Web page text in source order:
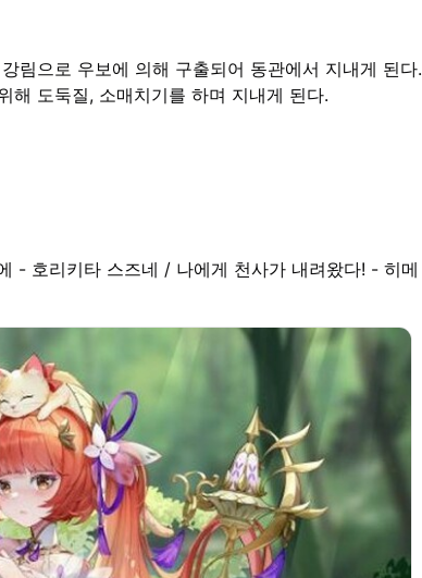
림으로 우보에 의해 구출되어 동관에서 지내게 된다.
해 도둑질, 소매치기를 하며 지내게 된다.
- 호리키타 스즈네 / 나에게 천사가 내려왔다! - 히메